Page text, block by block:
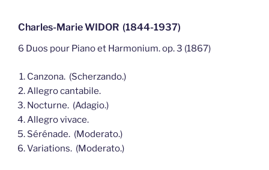
Charles-Marie WIDOR (1844-1937)
6 Duos pour Piano et Harmonium. op. 3 (1867)
Canzona. (Scherzando.)
Allegro cantabile.
Nocturne. (Adagio.)
Allegro vivace.
Sérénade. (Moderato.)
Variations. (Moderato.)